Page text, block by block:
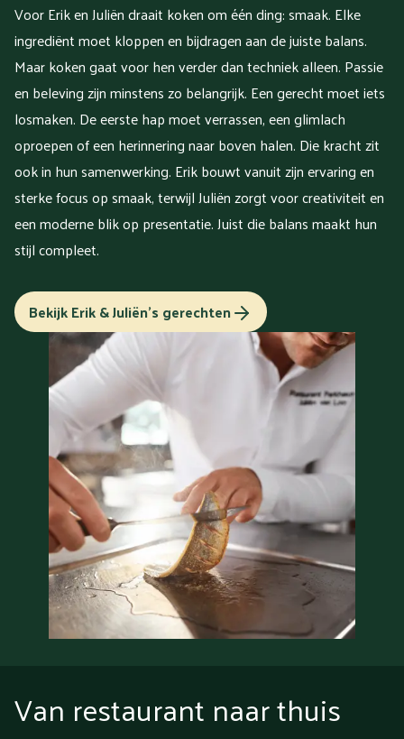
Voor Erik en Juliën draait koken om één ding: smaak. Elke
ingrediënt moet kloppen en bijdragen aan de juiste balans.
Maar koken gaat voor hen verder dan techniek alleen. Passie
en beleving zijn minstens zo belangrijk. Een gerecht moet iets
losmaken. De eerste hap moet verrassen, een glimlach
oproepen of een herinnering naar boven halen. Die kracht zit
ook in hun samenwerking. Erik bouwt vanuit zijn ervaring en
sterke focus op smaak, terwijl Juliën zorgt voor creativiteit en
een moderne blik op presentatie. Juist die balans maakt hun
stijl compleet.
Bekijk Erik & Juliën's gerechten
Van restaurant naar thuis